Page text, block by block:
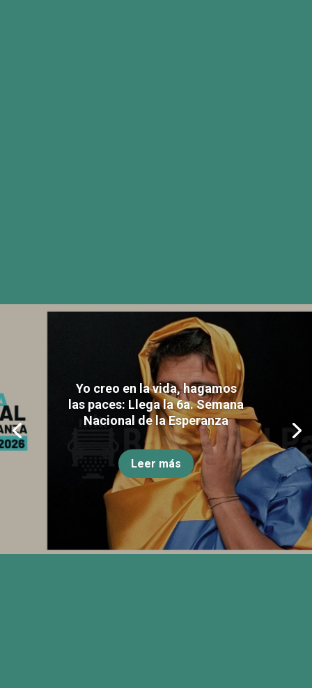
Yo creo en la vida, hagamos
las paces: Llega la 6a. Semana
Nacional de la Esperanza
Leer más